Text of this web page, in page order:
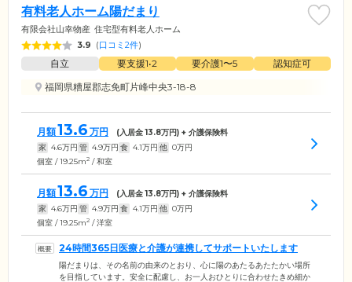
有料老人ホーム陽だまり
有限会社山幸物産 住宅型有料老人ホーム
3.9 (口コミ2件)
自立 要支援1•2 要介護1〜5
認知症可
福岡県糟屋郡志免町片峰中央3-18-8
月額13.6 万円 (入居金13.8万円) + 介護保険料
家 4.6万円 管 4.9万円 食 4.1万円 他 0万円
個室 / 19.25m2 / 和室
月額13.6 万円 (入居金13.8万円) + 介護保険料
家 4.6万円 管 4.9万円 食 4.1万円 他 0万円
個室 / 19.25m2 / 洋室
24時間365日医療と介護が連携してサポートいたします
陽だまりは、その名前の由来のとおり、心に陽のあたるあたたかい場所
を目指しています。安全に配慮し、お一人おひとりに合わせたきめ細か